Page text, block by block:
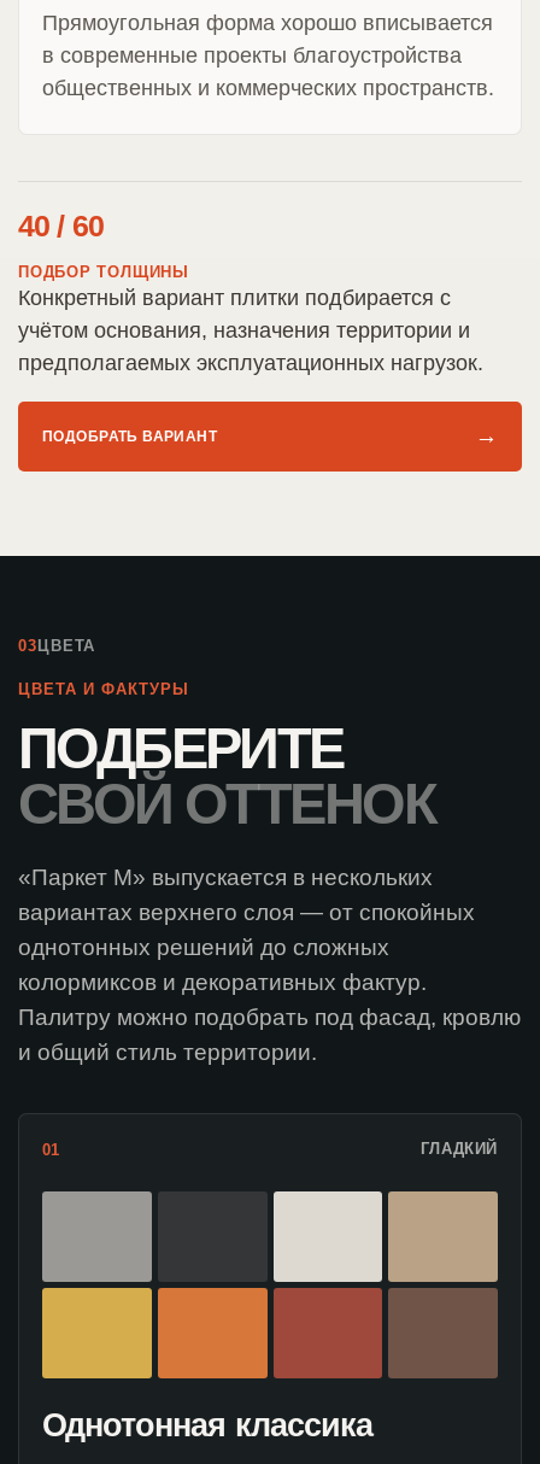
Прямоугольная форма хорошо вписывается
в современные проекты благоустройства
общественных и коммерческих пространств.
40 / 60
ПОДБОР ТОЛЩИНЫ
Конкретный вариант плитки подбирается с
учётом основания, назначения территории и
предполагаемых эксплуатационных нагрузок.
ПОДОБРАТЬ ВАРИАНТ →
03 ЦВЕТА
ЦВЕТА И ФАКТУРЫ
ПОДБЕРИТЕ
СВОЙ ОТТЕНОК
«Паркет М» выпускается в нескольких
вариантах верхнего слоя — от спокойных
однотонных решений до сложных
колормиксов и декоративных фактур.
Палитру можно подобрать под фасад, кровлю
и общий стиль территории.
01 ГЛАДКИЙ
Однотонная классика